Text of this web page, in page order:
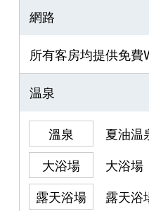
網路
所有客房均提供免費
温泉
溫泉
夏油温
大浴場
大浴場
露天浴場
露天浴